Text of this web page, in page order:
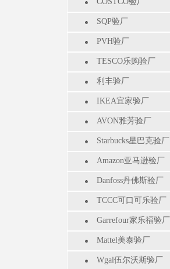
SQP验厂
PVH验厂
TESCO乐购验厂
利丰验厂
IKEA宜家验厂
AVON雅芳验厂
Starbucks星巴克验厂
Amazon亚马逊验厂
Danfoss丹佛斯验厂
TCCC可口可乐验厂
Garrefour家乐福验厂
Mattel美泰验厂
Wgal伍尔沃斯验厂